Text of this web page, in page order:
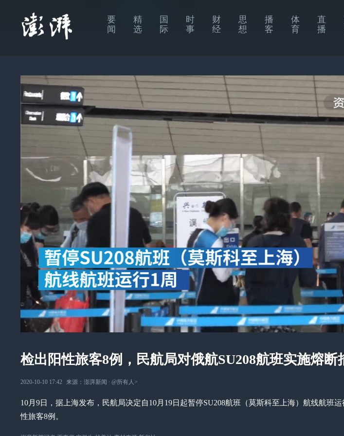
要
闻
精
选
国
际
时
事
财
经
思
想
播
客
体
育
直
播
检出阳性旅客8例，民航局对俄航SU208航班实施熔断
2020-10-10 17:42 来源： 澎湃新闻 ∙ @所有人 >
10月9日，据上海发布，民航局决定自10月19日起暂停SU208航班（莫斯科至上海）航线航班
性旅客8例。